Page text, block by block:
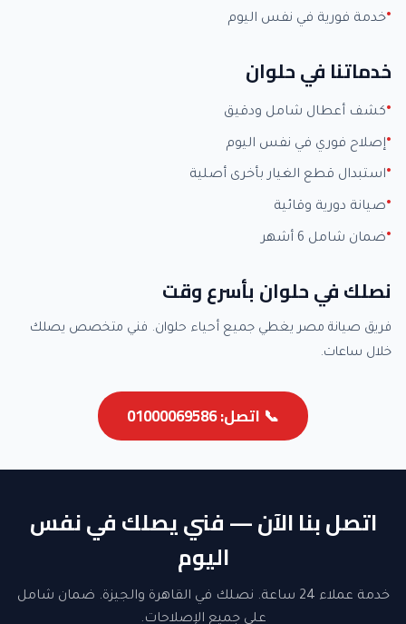
خدمة فورية في نفس اليوم
خدماتنا في حلوان
كشف أعطال شامل ودقيق
إصلاح فوري في نفس اليوم
استبدال قطع الغيار بأخرى أصلية
صيانة دورية وقائية
ضمان شامل 6 أشهر
نصلك في حلوان بأسرع وقت
فريق صيانة مصر يغطي جميع أحياء حلوان. فني متخصص يصلك
خلال ساعات.
📞 اتصل: 01000069586
اتصل بنا الآن — فني يصلك في نفس
اليوم
خدمة عملاء 24 ساعة. نصلك في القاهرة والجيزة. ضمان شامل
على جميع الإصلاحات.